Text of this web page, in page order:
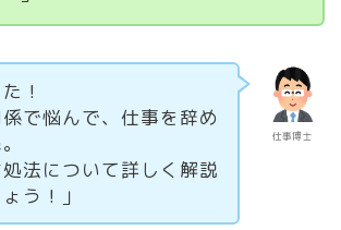
仕事博士
！
で悩んで、仕事を辞め
法について詳しく解説
う！」